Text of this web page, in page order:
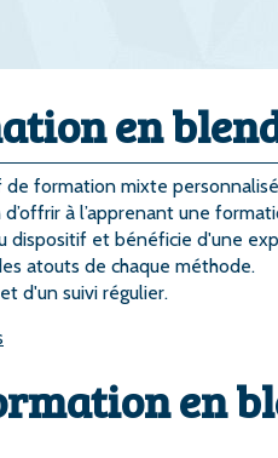
en
de formation mixte
à l’apprenant une
dispositif et bénéficie d'une
atouts de chaque méthode.
d'un suivi régulier.
en